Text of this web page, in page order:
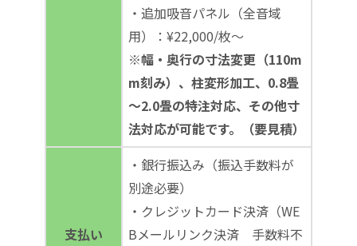
・追加吸音パネル（全音域
用）：¥22,000/枚～
※幅・奥行の寸法変更（110m
m刻み）、柱変形加工、0.8畳
～2.0畳の特注対応、その他寸
法対応が可能です。（要見積）
支払い
・銀行振込み（振込手数料が
別途必要）
・クレジットカード決済（WE
Bメールリンク決済 手数料不